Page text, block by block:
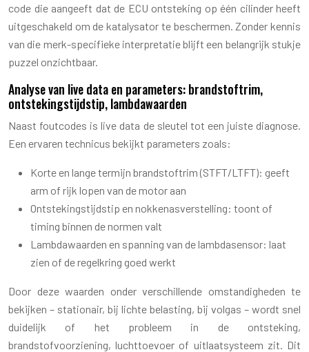
code die aangeeft dat de ECU ontsteking op één cilinder heeft
uitgeschakeld om de katalysator te beschermen. Zonder kennis
van die merk-specifieke interpretatie blijft een belangrijk stukje
puzzel onzichtbaar.
Analyse van live data en parameters: brandstoftrim,
ontstekingstijdstip, lambdawaarden
Naast foutcodes is live data de sleutel tot een juiste diagnose.
Een ervaren technicus bekijkt parameters zoals:
Korte en lange termijn brandstoftrim (STFT/LTFT): geeft
arm of rijk lopen van de motor aan
Ontstekingstijdstip en nokkenasverstelling: toont of
timing binnen de normen valt
Lambdawaarden en spanning van de lambdasensor: laat
zien of de regelkring goed werkt
Door deze waarden onder verschillende omstandigheden te
bekijken – stationair, bij lichte belasting, bij volgas – wordt snel
duidelijk of het probleem in de ontsteking,
brandstofvoorziening, luchttoevoer of uitlaatsysteem zit. Dit